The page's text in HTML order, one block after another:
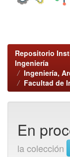
Repositorio
Ingeniería
Ingeniería,
Facultad de
En
la colección